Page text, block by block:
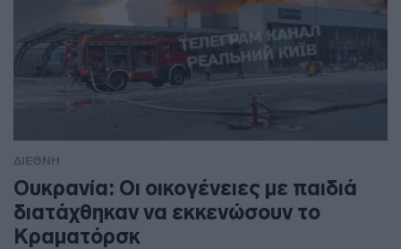
ΔΙΕΘΝΗ
Ουκρανία: Οι οικογένειες με παιδιά
διατάχθηκαν να εκκενώσουν το
Κραματόρσκ